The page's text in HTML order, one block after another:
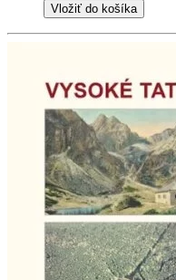
Vložiť do košíka